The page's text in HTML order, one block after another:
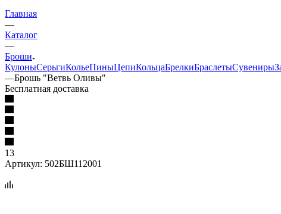
Главная
—
Каталог
—
Броши
КулоныСерьгиКольеПиныЦепиКольцаБрелкиБраслетыСувениры
—Брошь "Ветвь Оливы"
Бесплатная доставка
13
Артикул: 502БШ112001